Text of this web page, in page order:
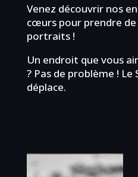
Venez découvrir nos
cœurs pour prendre
portraits !
Un endroit que vous
? Pas de problème ! Le
déplace.